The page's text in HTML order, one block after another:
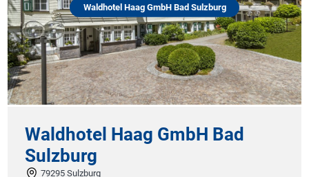
Waldhotel Haag GmbH Bad Sulzburg
Waldhotel Haag GmbH Bad
Sulzburg
79295 Sulzburg